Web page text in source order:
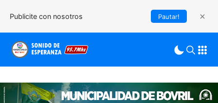
Publicite con nosotros Pautar!